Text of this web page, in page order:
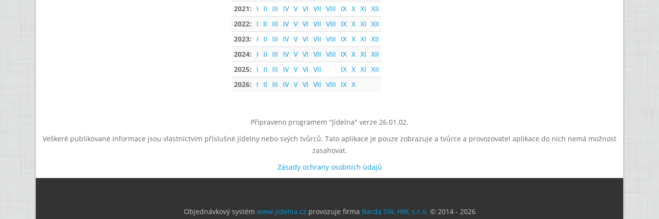
2021: I II III IV V VI VII VIII IX X XI XII
2022:
I II III IV V VI VII VIII IX X XI XII
2023:
I II III IV V VI VII VIII IX X XI XII
2024:
I II III IV V VI VII VIII IX X XI XII
2025:
I II III IV V VI VII IX X XI XII
2026:
I II III IV V VI VII VIII IX X
Připraveno programem "Jídelna" verze 26.01.02.
Veškeré publikované informace jsou vlastnictvím příslušné jídelny nebo svých tvůrců. Tato aplikace je pouze zobrazuje a tvůrce a provozovatel aplikace do nich nemá možnost
zasahovat.
Zásady ochrany osobních údajů
Objednávkový systém www.jidelna.cz provozuje firma Barda SW, HW, s.r.o. © 2014 - 2026